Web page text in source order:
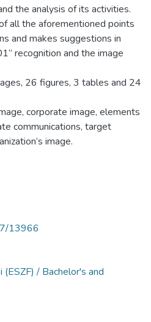
the analysis of its activities.
all the aforementioned points
and makes suggestions in
recognition and the image
26 figures, 3 tables and 24
corporate image, elements
communications, target
image.
13966
(ESZF) / Bachelor's and